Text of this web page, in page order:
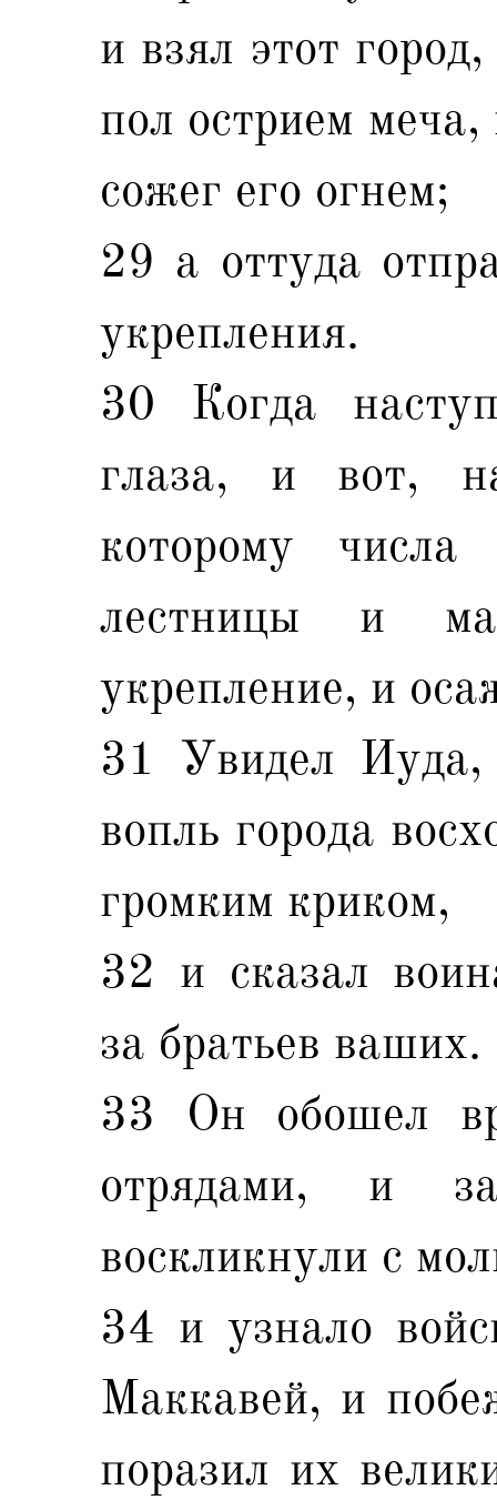
и взял этот
пол острием
сожег его огнем;
29 а оттуда
укрепления.
30 Когда
глаза, и вот,
которому
лестницы и
укрепление, и
31 Увидел Иуда,
вопль города
громким криком,
32 и сказал
за братьев ваших.
33 Он обошел
отрядами, и
воскликнули с
34 и узнало
Маккавей, и
поразил их